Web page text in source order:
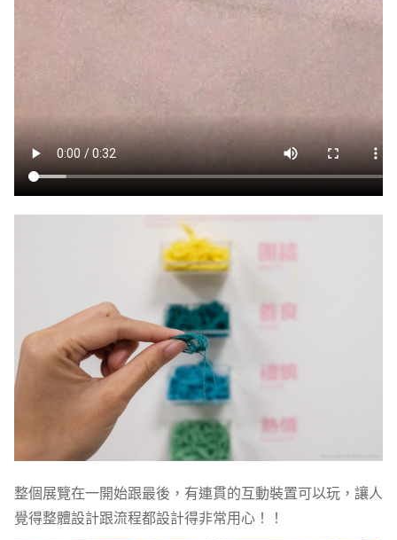
整個展覽在一開始跟最後，有連貫的互動裝置可以玩，讓人
覺得整體設計跟流程都設計得非常用心！！